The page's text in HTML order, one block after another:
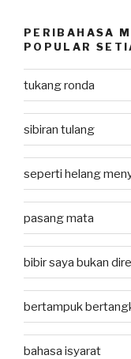
PERIBAHASA
POPULAR
tukang ronda
sibiran tulang
seperti helang
pasang mata
bibir saya bukan
bertampuk
bahasa isyarat